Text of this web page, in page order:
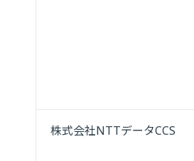
株式会社NTTデータCCS